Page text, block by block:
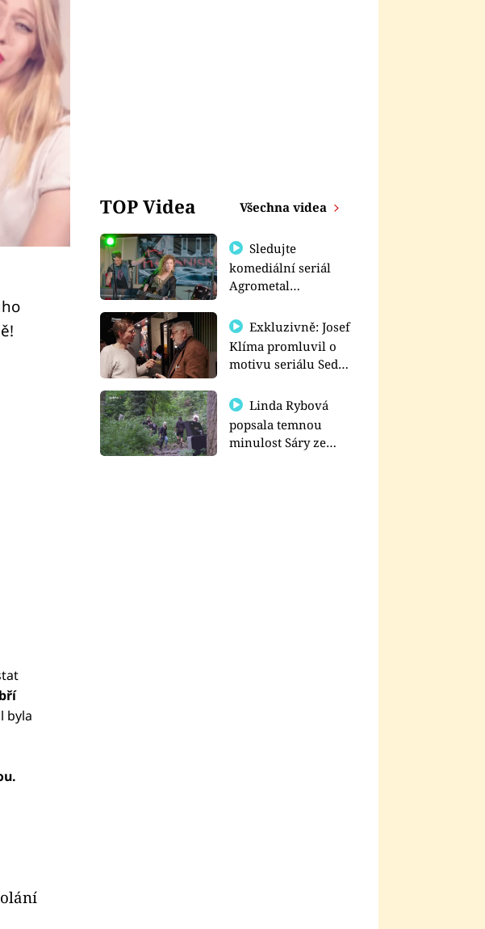
byla
TOP Videa Všechna videa
Sledujte
komediální seriál
Agrometal
prima+
Exkluzivně: Josef
Klíma promluvil o
motivu seriálu Sedm
Linda Rybová
popsala temnou
minulost Sáry ze